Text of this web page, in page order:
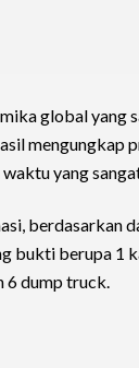
global yang
mengungkap
yang
berdasarkan
bukti berupa 1
6 dump truck.